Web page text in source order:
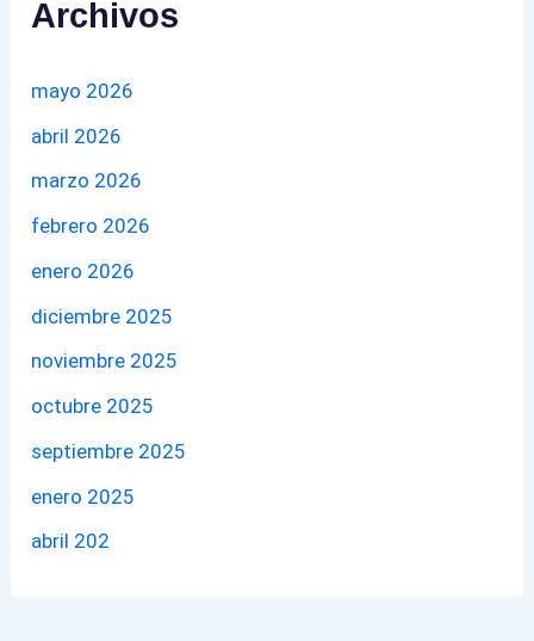
o
rArchivos
mayo 2026
abril 2026
marzo 2026
febrero 2026
enero 2026
diciembre 2025
noviembre 2025
octubre 2025
septiembre 2025
enero 2025
abril 202